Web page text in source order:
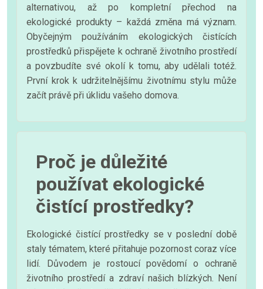
alternativou, až po kompletní přechod na
ekologické produkty – každá změna má význam.
Obyčejným používáním ekologických čistících
prostředků přispějete k ochraně životního prostředí
a povzbudíte své okolí k tomu, aby udělali totéž.
První krok k udržitelnějšímu životnímu stylu může
začít právě při úklidu vašeho domova.
Proč je důležité
používat ekologické
čistící prostředky?
Ekologické čistící prostředky se v poslední době
staly tématem, které přitahuje pozornost coraz více
lidí. Důvodem je rostoucí povědomí o ochraně
životního prostředí a zdraví našich blízkých. Není